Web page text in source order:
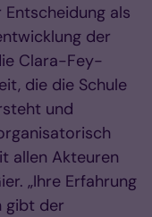
als
der
Clara-Fey-
die die Schule
und
allen Akteuren
„Ihre Erfahrung
gibt der